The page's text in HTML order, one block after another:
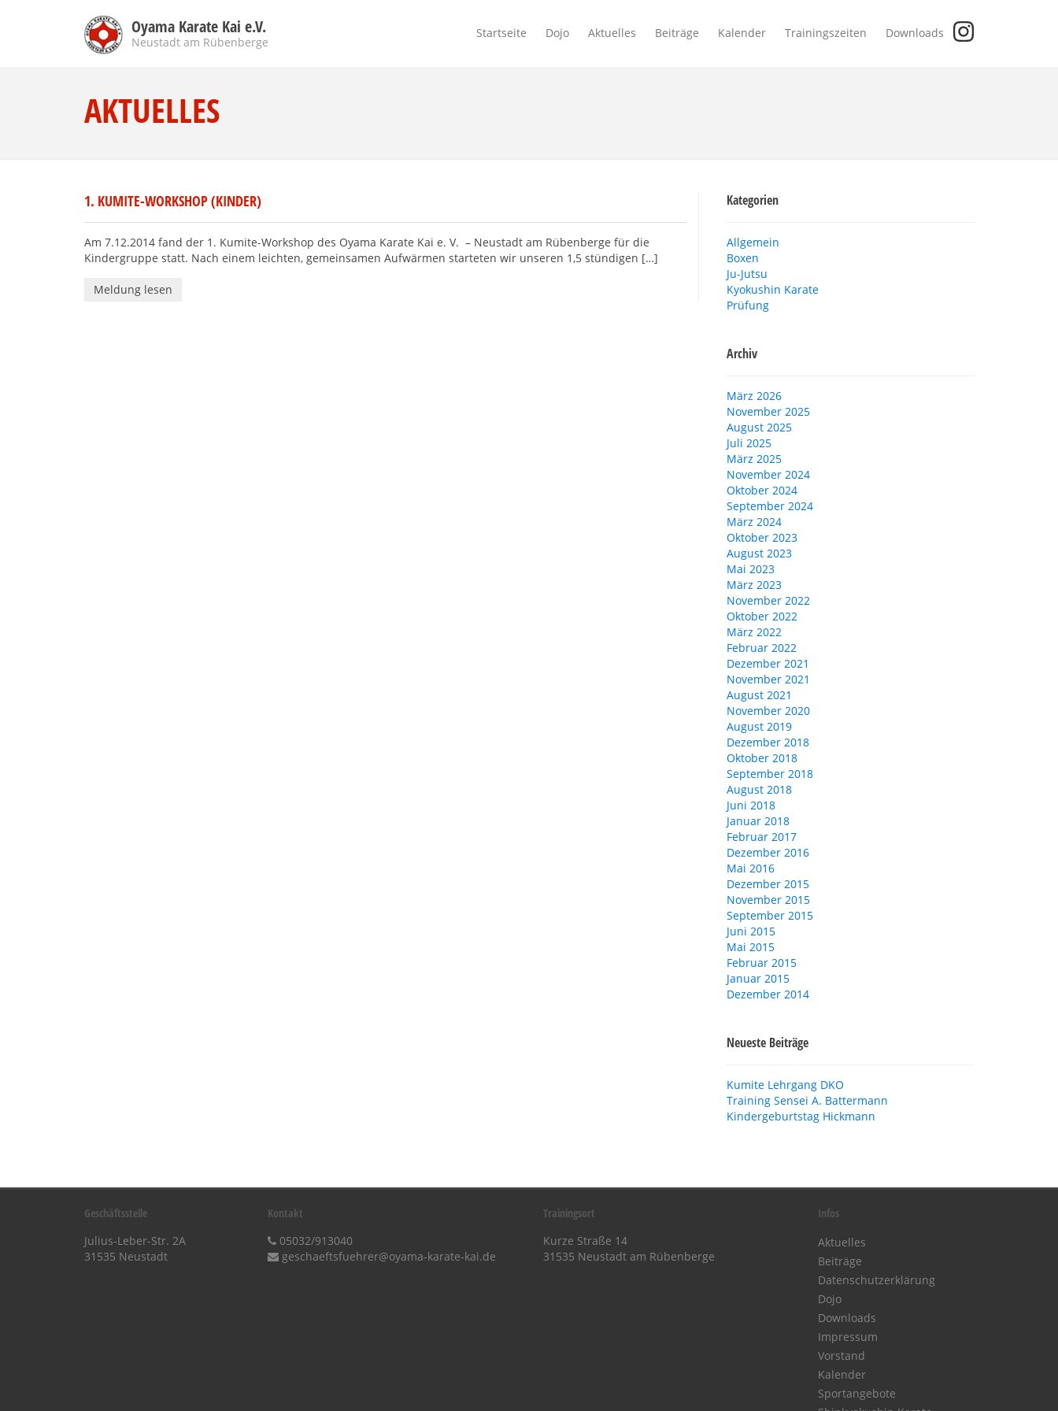
Oyama Karate Kai e.V.
Neustadt am Rübenberge
Startseite Dojo Aktuelles Beiträge Kalender Trainingszeiten Downloads
AKTUELLES
1. KUMITE-WORKSHOP (KINDER)
Am 7.12.2014 fand der 1. Kumite-Workshop des Oyama Karate Kai e. V. – Neustadt am Rübenberge für die
Kindergruppe statt. Nach einem leichten, gemeinsamen Aufwärmen starteten wir unseren 1,5 stündigen […]
Meldung lesen
Kategorien
Allgemein
Boxen
Ju-Jutsu
Kyokushin Karate
Prüfung
Archiv
März 2026
November 2025
August 2025
Juli 2025
März 2025
November 2024
Oktober 2024
September 2024
März 2024
Oktober 2023
August 2023
Mai 2023
März 2023
November 2022
Oktober 2022
März 2022
Februar 2022
Dezember 2021
November 2021
August 2021
November 2020
August 2019
Dezember 2018
Oktober 2018
September 2018
August 2018
Juni 2018
Januar 2018
Februar 2017
Dezember 2016
Mai 2016
Dezember 2015
November 2015
September 2015
Juni 2015
Mai 2015
Februar 2015
Januar 2015
Dezember 2014
Neueste Beiträge
Kumite Lehrgang DKO
Training Sensei A. Battermann
Kindergeburtstag Hickmann
Geschäftsstelle
Julius-Leber-Str. 2A
31535 Neustadt
Kontakt
05032/913040
geschaeftsfuehrer@oyama-karate-kai.de
Trainingsort
Kurze Straße 14
31535 Neustadt am Rübenberge
Infos
Aktuelles
Beiträge
Datenschutzerklärung
Dojo
Downloads
Impressum
Vorstand
Kalender
Sportangebote